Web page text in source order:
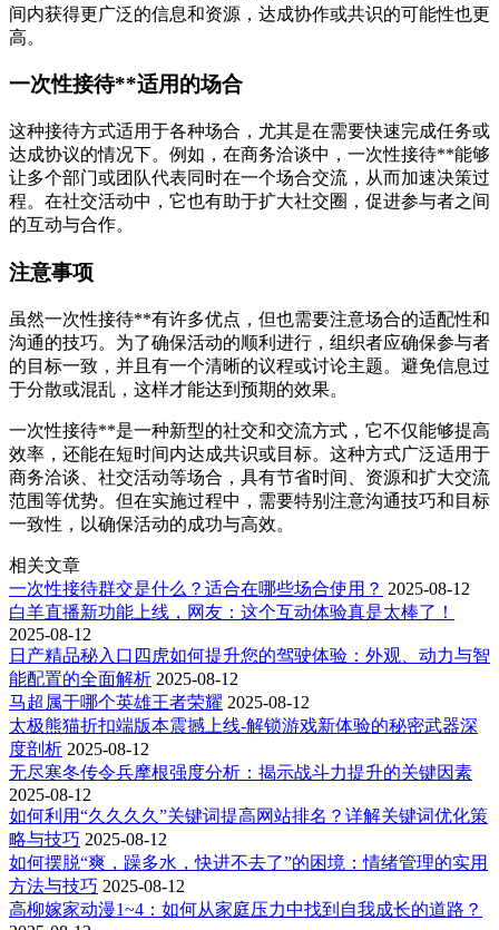
间内获得更广泛的信息和资源，达成协作或共识的可能性也更
高。
一次性接待**适用的场合
这种接待方式适用于各种场合，尤其是在需要快速完成任务或
达成协议的情况下。例如，在商务洽谈中，一次性接待**能够
让多个部门或团队代表同时在一个场合交流，从而加速决策过
程。在社交活动中，它也有助于扩大社交圈，促进参与者之间
的互动与合作。
注意事项
虽然一次性接待**有许多优点，但也需要注意场合的适配性和
沟通的技巧。为了确保活动的顺利进行，组织者应确保参与者
的目标一致，并且有一个清晰的议程或讨论主题。避免信息过
于分散或混乱，这样才能达到预期的效果。
一次性接待**是一种新型的社交和交流方式，它不仅能够提高
效率，还能在短时间内达成共识或目标。这种方式广泛适用于
商务洽谈、社交活动等场合，具有节省时间、资源和扩大交流
范围等优势。但在实施过程中，需要特别注意沟通技巧和目标
一致性，以确保活动的成功与高效。
相关文章
一次性接待群交是什么？适合在哪些场合使用？ 2025-08-12
白羊直播新功能上线，网友：这个互动体验真是太棒了！
2025-08-12
日产精品秘入口四虎如何提升您的驾驶体验：外观、动力与智
能配置的全面解析 2025-08-12
马超属于哪个英雄王者荣耀 2025-08-12
太极熊猫折扣端版本震撼上线-解锁游戏新体验的秘密武器深
度剖析 2025-08-12
无尽寒冬传令兵摩根强度分析：揭示战斗力提升的关键因素
2025-08-12
如何利用“久久久久”关键词提高网站排名？详解关键词优化策
略与技巧 2025-08-12
如何摆脱“爽，躁多水，快进不去了”的困境：情绪管理的实用
方法与技巧 2025-08-12
高柳嫁家动漫1~4：如何从家庭压力中找到自我成长的道路？